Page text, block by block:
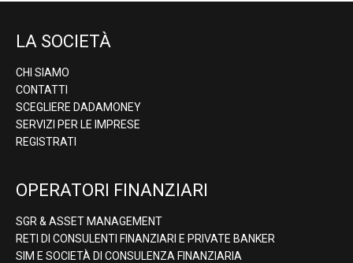
LA SOCIETÀ
CHI SIAMO
CONTATTI
SCEGLIERE DADAMONEY
SERVIZI PER LE IMPRESE
REGISTRATI
OPERATORI FINANZIARI
SGR & ASSET MANAGEMENT
RETI DI CONSULENTI FINANZIARI E PRIVATE BANKER
SIM E SOCIETÀ DI CONSULENZA FINANZIARIA